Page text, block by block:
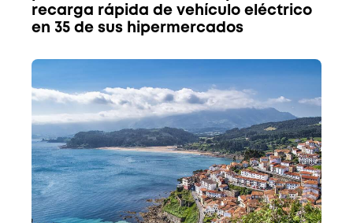
recarga rápida de vehículo eléctrico
en 35 de sus hipermercados